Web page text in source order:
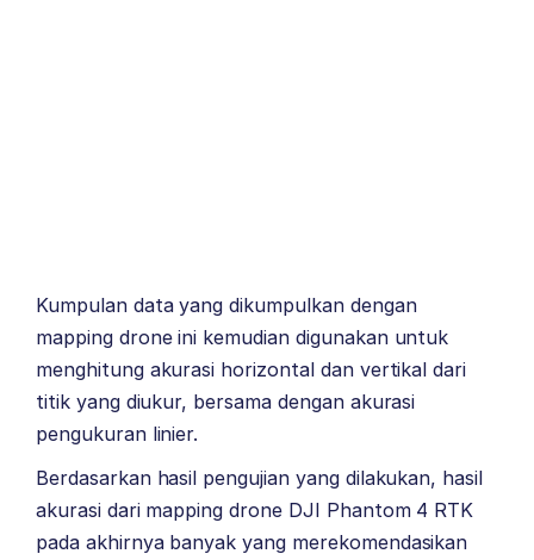
Kumpulan data yang dikumpulkan dengan
mapping drone ini kemudian digunakan untuk
menghitung akurasi horizontal dan vertikal dari
titik yang diukur, bersama dengan akurasi
pengukuran linier.
Berdasarkan hasil pengujian yang dilakukan, hasil
akurasi dari mapping drone DJI Phantom 4 RTK
pada akhirnya banyak yang merekomendasikan